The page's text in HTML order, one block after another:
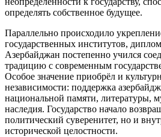
определять собственное будущее.
Параллельно происходило
государственных институтов,
Азербайджан постепенно учился
традицию с современным
Особое значение приобрёл и
независимости: поддержка
национальной памяти, литературы,
наследия. Государство начало
политический суверенитет, но и
исторической целостности.